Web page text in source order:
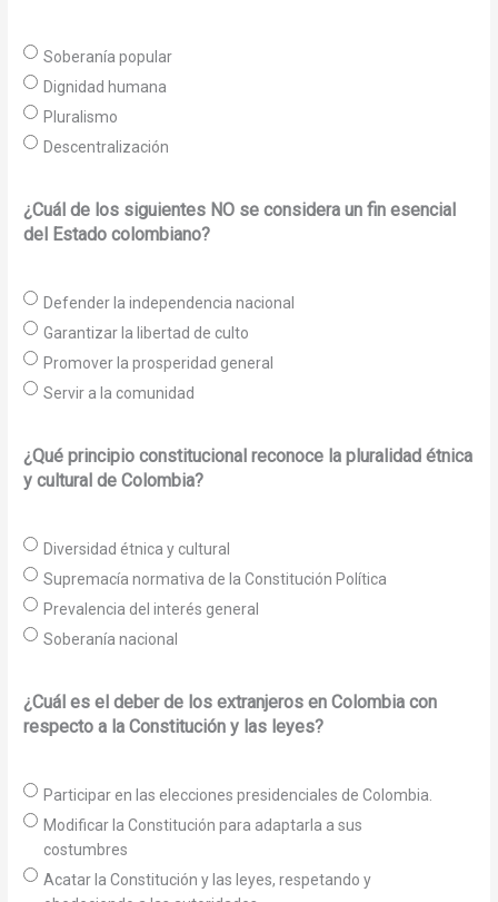
Soberanía popular
Dignidad humana
Pluralismo
Descentralización
¿Cuál de los siguientes NO se considera un fin esencial
del Estado colombiano?
Defender la independencia nacional
Garantizar la libertad de culto
Promover la prosperidad general
Servir a la comunidad
¿Qué principio constitucional reconoce la pluralidad étnica
y cultural de Colombia?
Diversidad étnica y cultural
Supremacía normativa de la Constitución Política
Prevalencia del interés general
Soberanía nacional
¿Cuál es el deber de los extranjeros en Colombia con
respecto a la Constitución y las leyes?
Participar en las elecciones presidenciales de Colombia.
Modificar la Constitución para adaptarla a sus
costumbres
Acatar la Constitución y las leyes, respetando y